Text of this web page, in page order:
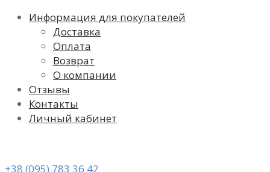
Информация для покупателей
Доставка
Оплата
Возврат
О компании
Отзывы
Контакты
Личный кабинет
+38 (095) 783 36 42